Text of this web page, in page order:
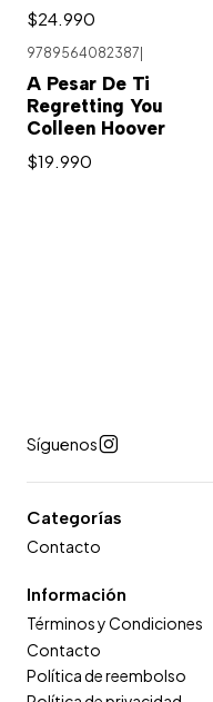
$24.990
9789564082387
A Pesar De Ti
Regretting You
Colleen Hoover
$19.990
Síguenos
Categorías
Contacto
Información
Términos y Condiciones
Contacto
Política de reembolso